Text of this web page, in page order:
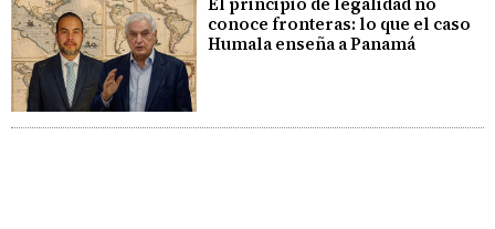
conoce fronteras: lo que el caso
Humala enseña a Panamá